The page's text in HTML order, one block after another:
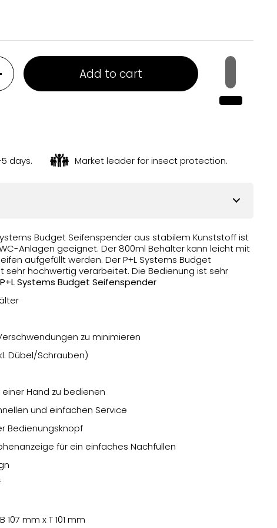
Add to cart
days. Market leader for insect protection.
Budget Seifenspender aus stabilem Kunststoff ist
Anlagen geeignet. Der 800ml Behälter kann leicht mit
aufgefüllt werden. Der P+L Systems Budget
sehr hochwertig verarbeitet. Die Bedienung ist sehr
Systems Budget Seifenspender
zu minimieren
Dübel/Schrauben)
Hand zu bedienen
und einfachen Service
Bedienungsknopf
für ein einfaches Nachfüllen
mm x T 101 mm